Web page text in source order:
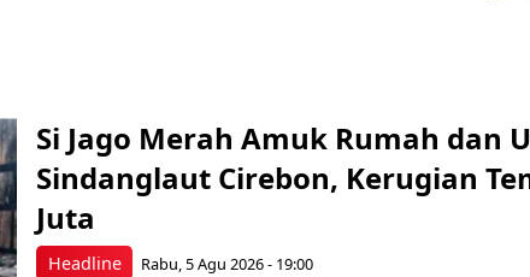
Headline
Si Jago Merah Amuk Rumah dan
Sindanglaut Cirebon, Kerugian
Juta
Rabu, 5 Agu 2026 - 19:00